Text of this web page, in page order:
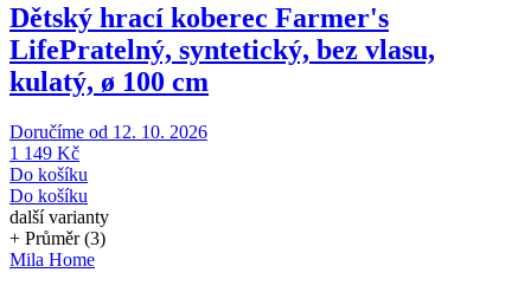
Dětský hrací koberec Farmer's
LifePratelný, syntetický, bez vlasu,
kulatý, ø 100 cm
Doručíme od 12. 10. 2026
1 149 Kč
Do košíku
Do košíku
další varianty
+ Průměr (3)
Mila Home